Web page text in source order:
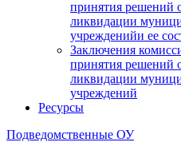
принятия решений
ликвидации
учрежденийи ее
Заключения
принятия решений
ликвидации
учреждений
Ресурсы
Подведомственные ОУ